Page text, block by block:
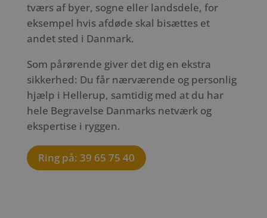
tværs af byer, sogne eller landsdele, for
eksempel hvis afdøde skal bisættes et
andet sted i Danmark.
Som pårørende giver det dig en ekstra
sikkerhed: Du får nærværende og personlig
hjælp i Hellerup, samtidig med at du har
hele Begravelse Danmarks netværk og
ekspertise i ryggen.
Ring på: 39 65 75 40